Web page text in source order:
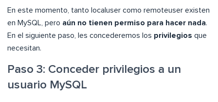
En este momento, tanto localuser como remoteuser existen
en MySQL, pero aún no tienen permiso para hacer nada.
En el siguiente paso, les concederemos los privilegios que
necesitan.
Paso 3: Conceder privilegios a un
usuario MySQL